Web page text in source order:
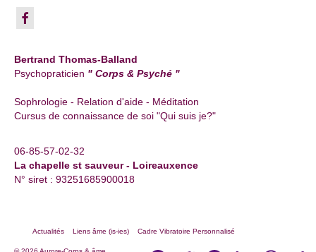
Bertrand Thomas-Balland
Psychopraticien " Corps & Psyché "
Sophrologie - Relation d'aide - Méditation
Cursus de connaissance de soi "Qui suis je?"
06-85-57-02-32
La chapelle st sauveur - Loireauxence
N° siret : 93251685900018
Actualités Liens âme (is-ies) Cadre Vibratoire Personnalisé